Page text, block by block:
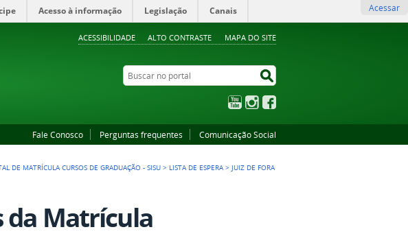
ACESSIBILIDADE ALTO CONTRASTE MAPA DO SITE
Acesso à informação Legislação Canais Acessar
Buscar no portal
YouTubeInstagram
Fale Conosco Perguntas frequentes Comunicação Social
DE MATRÍCULA CURSOS DE GRADUAÇÃO - SISU > LISTA DE ESPERA > JUIZ DE FORA
da Matrícula